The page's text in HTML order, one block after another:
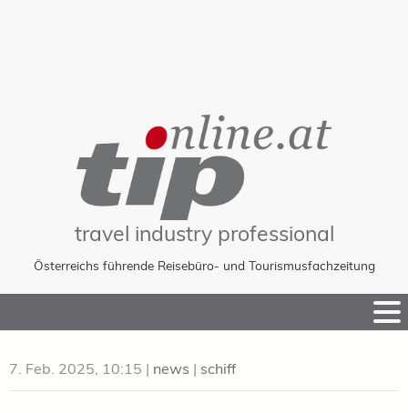
travel industry professional
Österreichs führende Reisebüro- und Tourismusfachzeitung
to
7. Feb. 2025, 10:15 | news | schiff